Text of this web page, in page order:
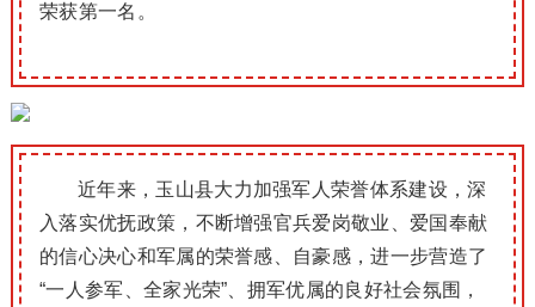
荣获第一名。
近年来，玉山县大力加强军人荣誉体系建设，深
入落实优抚政策，不断增强官兵爱岗敬业、爱国奉献
的信心决心和军属的荣誉感、自豪感，进一步营造了
“一人参军、全家光荣”、拥军优属的良好社会氛围，